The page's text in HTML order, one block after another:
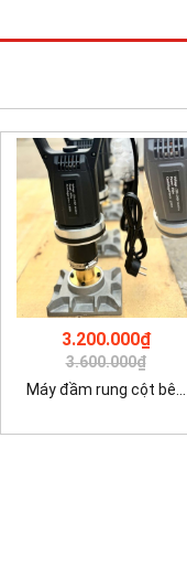
3.200.000₫
3.600.000₫
Máy đầm rung cột bê...